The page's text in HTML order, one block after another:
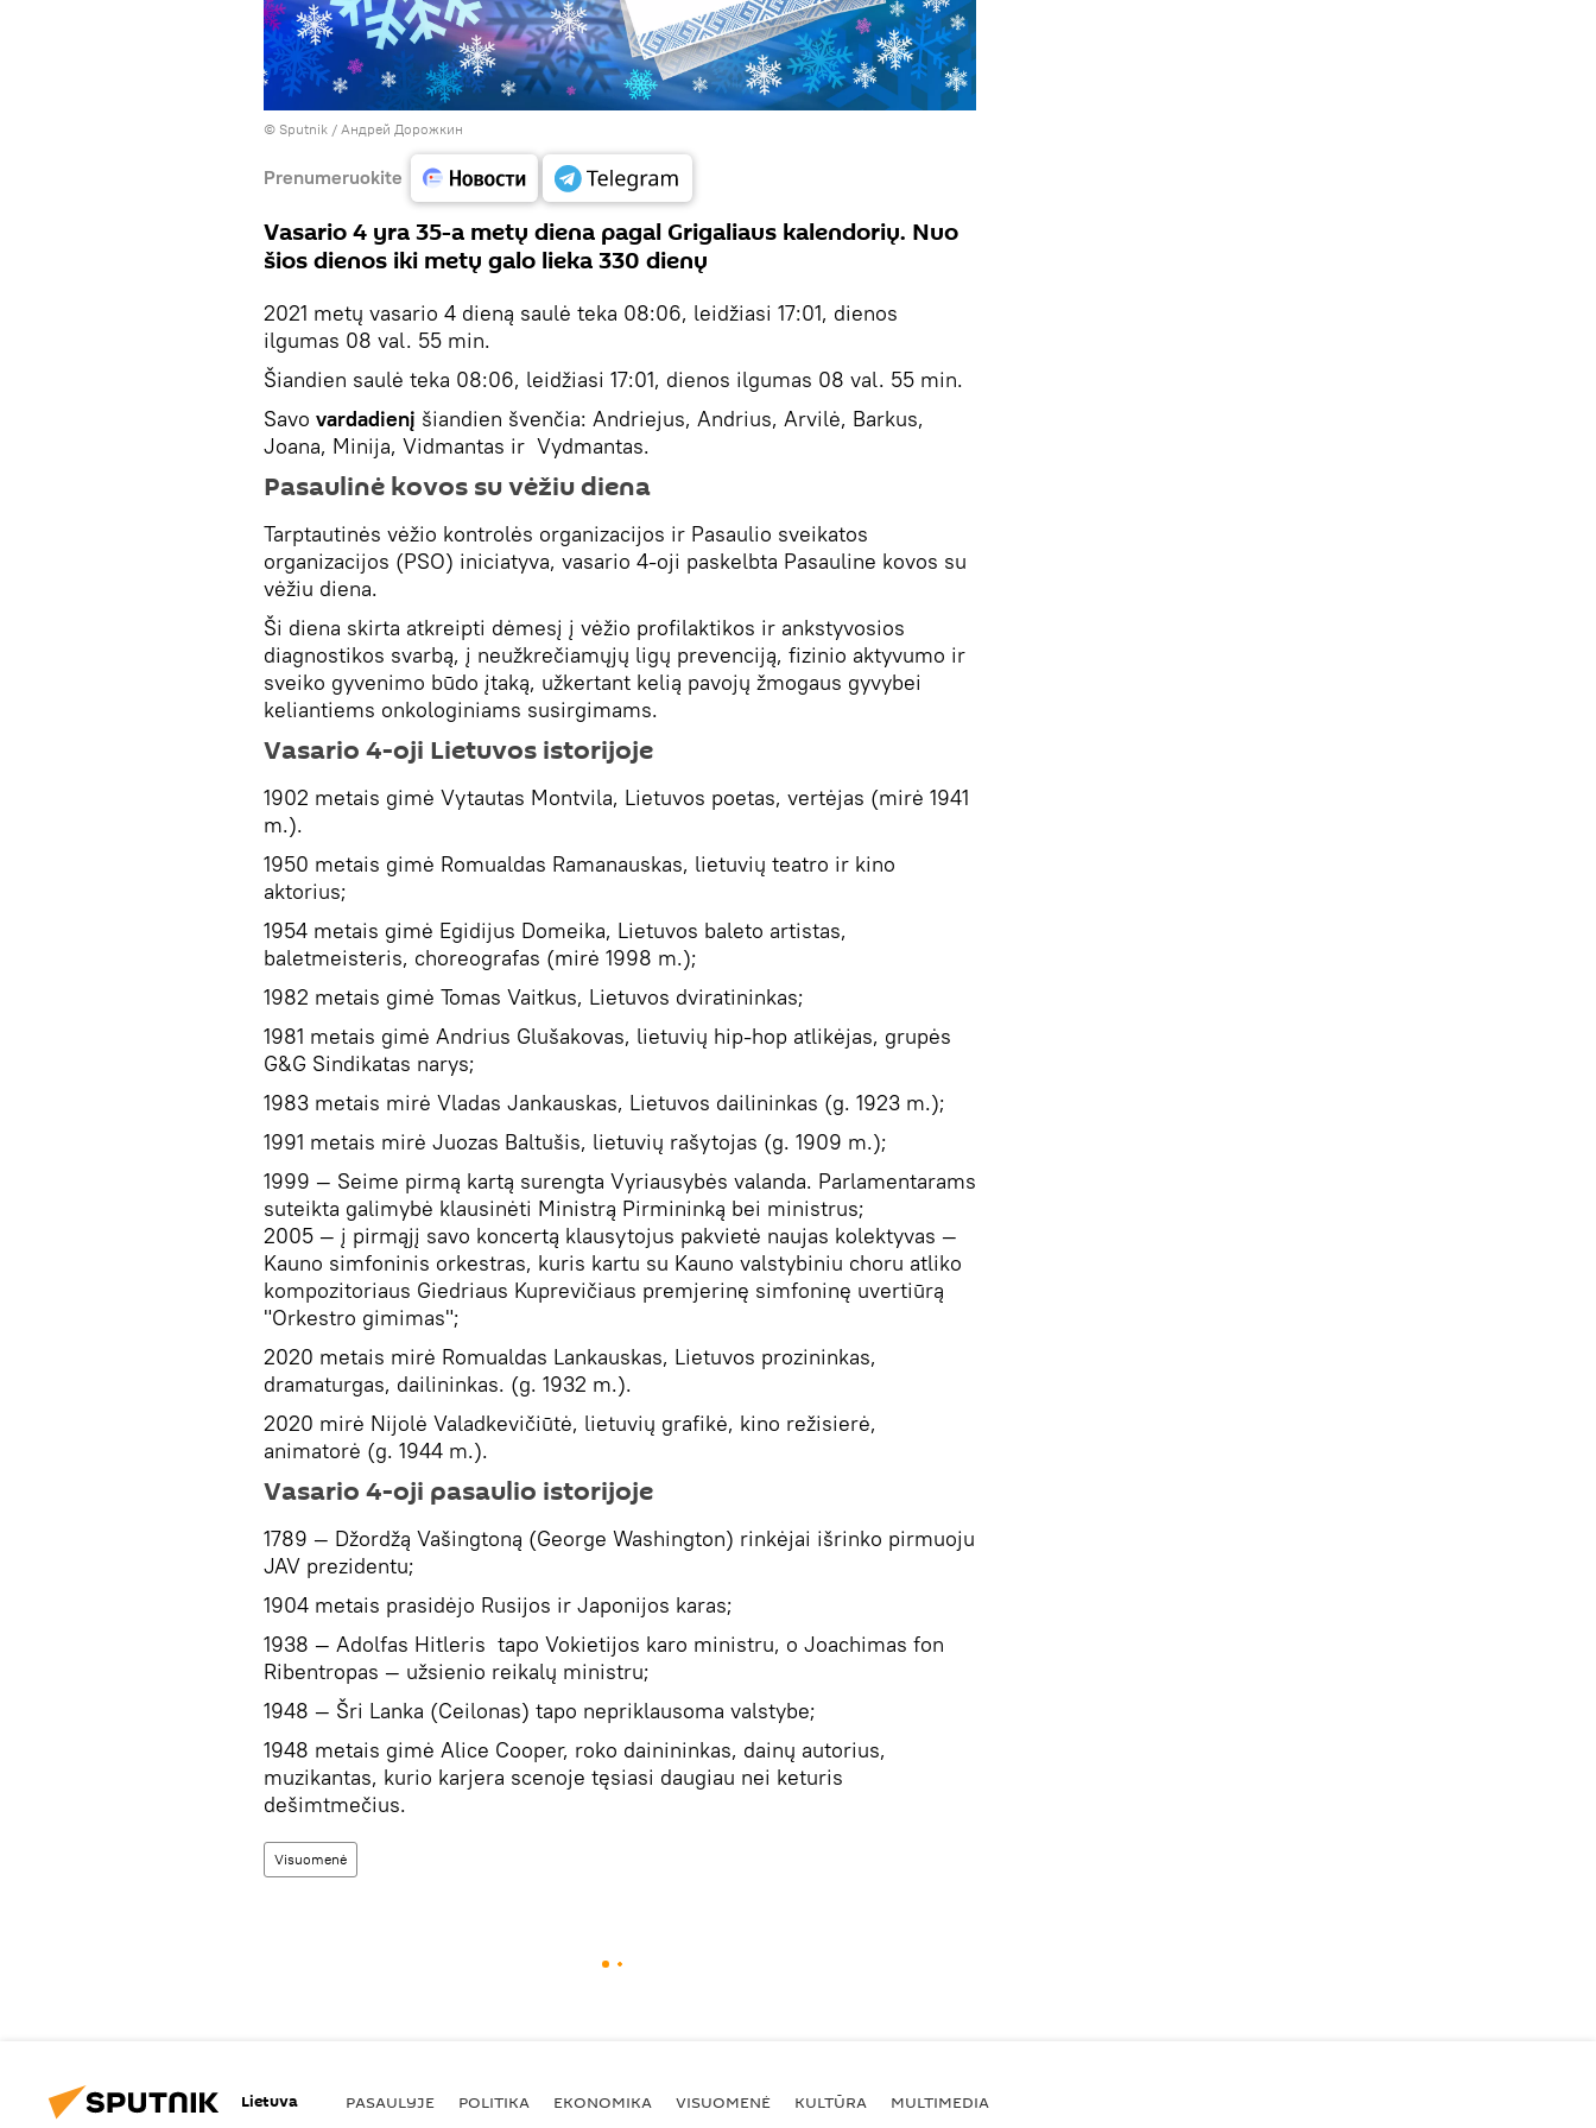
© Sputnik / Андрей Дорожкин
Prenumeruokite
Vasario 4 yra 35-a metų diena pagal Grigaliaus kalendorių. Nuo
šios dienos iki metų galo lieka 330 dienų
2021 metų vasario 4 dieną saulė teka 08:06, leidžiasi 17:01, dienos
ilgumas 08 val. 55 min.
Šiandien saulė teka 08:06, leidžiasi 17:01, dienos ilgumas 08 val. 55 min.
Savo vardadienį šiandien švenčia: Andriejus, Andrius, Arvilė, Barkus,
Joana, Minija, Vidmantas ir Vydmantas.
Pasaulinė kovos su vėžiu diena
Tarptautinės vėžio kontrolės organizacijos ir Pasaulio sveikatos
organizacijos (PSO) iniciatyva, vasario 4-oji paskelbta Pasauline kovos su
vėžiu diena.
Ši diena skirta atkreipti dėmesį į vėžio profilaktikos ir ankstyvosios
diagnostikos svarbą, į neužkrečiamųjų ligų prevenciją, fizinio aktyvumo ir
sveiko gyvenimo būdo įtaką, užkertant kelią pavojų žmogaus gyvybei
keliantiems onkologiniams susirgimams.
Vasario 4-oji Lietuvos istorijoje
1902 metais gimė Vytautas Montvila, Lietuvos poetas, vertėjas (mirė 1941
m.).
1950 metais gimė Romualdas Ramanauskas, lietuvių teatro ir kino
aktorius;
1954 metais gimė Egidijus Domeika, Lietuvos baleto artistas,
baletmeisteris, choreografas (mirė 1998 m.);
1982 metais gimė Tomas Vaitkus, Lietuvos dviratininkas;
1981 metais gimė Andrius Glušakovas, lietuvių hip-hop atlikėjas, grupės
G&G Sindikatas narys;
1983 metais mirė Vladas Jankauskas, Lietuvos dailininkas (g. 1923 m.);
1991 metais mirė Juozas Baltušis, lietuvių rašytojas (g. 1909 m.);
1999 — Seime pirmą kartą surengta Vyriausybės valanda. Parlamentarams
suteikta galimybė klausinėti Ministrą Pirmininką bei ministrus;
2005 — į pirmąjį savo koncertą klausytojus pakvietė naujas kolektyvas —
Kauno simfoninis orkestras, kuris kartu su Kauno valstybiniu choru atliko
kompozitoriaus Giedriaus Kuprevičiaus premjerinę simfoninę uvertiūrą
"Orkestro gimimas";
2020 metais mirė Romualdas Lankauskas, Lietuvos prozininkas,
dramaturgas, dailininkas. (g. 1932 m.).
2020 mirė Nijolė Valadkevičiūtė, lietuvių grafikė, kino režisierė,
animatorė (g. 1944 m.).
Vasario 4-oji pasaulio istorijoje
1789 — Džordžą Vašingtoną (George Washington) rinkėjai išrinko pirmuoju
JAV prezidentu;
1904 metais prasidėjo Rusijos ir Japonijos karas;
1938 — Adolfas Hitleris tapo Vokietijos karo ministru, o Joachimas fon
Ribentropas — užsienio reikalų ministru;
1948 — Šri Lanka (Ceilonas) tapo nepriklausoma valstybe;
1948 metais gimė Alice Cooper, roko dainininkas, dainų autorius,
muzikantas, kurio karjera scenoje tęsiasi daugiau nei keturis
dešimtmečius.
Visuomenė
Lietuva PASAULYJE POLITIKA EKONOMIKA VISUOMENĖ KULTŪRA MULTIMEDIA